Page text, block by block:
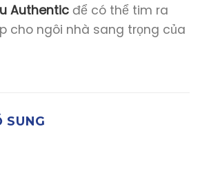
Authentic để có thể tim ra
cho ngôi nhà sang trọng của
SUNG